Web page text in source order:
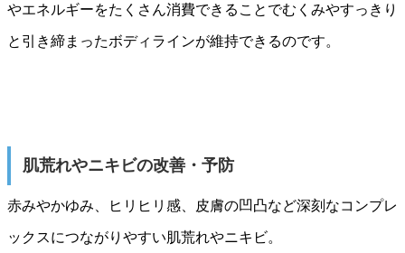
やエネルギーをたくさん消費できることでむくみやすっきり
と引き締まったボディラインが維持できるのです。
肌荒れやニキビの改善・予防
赤みやかゆみ、ヒリヒリ感、皮膚の凹凸など深刻なコンプレ
ックスにつながりやすい肌荒れやニキビ。